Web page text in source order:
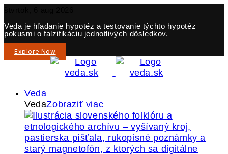
Veda je hľadanie hypotéz a testovanie týchto hypotéz
pokusmi o falzifikáciu jednotlivých dôsledkov.
Explore Now
Veda
VedaZobraziť viac